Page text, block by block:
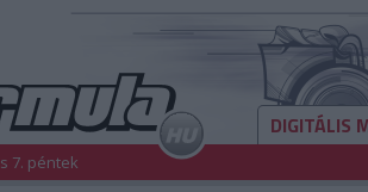
DIGITÁLIS
7. péntek